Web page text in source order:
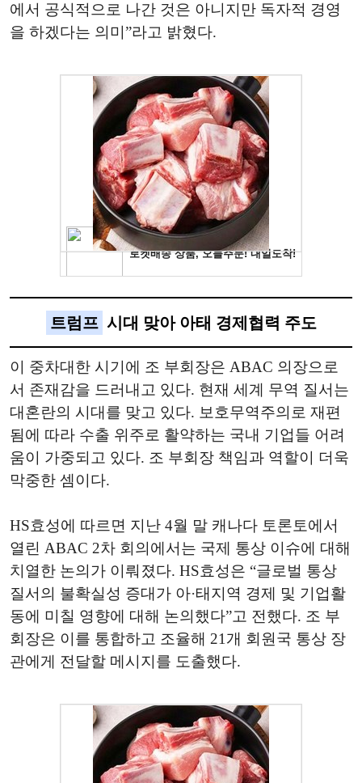
에서 공식적으로 나간 것은 아니지만 독자적 경영
을 하겠다는 의미”라고 밝혔다.
트럼프 시대 맞아 아태 경제협력 주도
이 중차대한 시기에 조 부회장은 ABAC 의장으로
서 존재감을 드러내고 있다. 현재 세계 무역 질서는
대혼란의 시대를 맞고 있다. 보호무역주의로 재편
됨에 따라 수출 위주로 활약하는 국내 기업들 어려
움이 가중되고 있다. 조 부회장 책임과 역할이 더욱
막중한 셈이다.
HS효성에 따르면 지난 4월 말 캐나다 토론토에서
열린 ABAC 2차 회의에서는 국제 통상 이슈에 대해
치열한 논의가 이뤄졌다. HS효성은 “글로벌 통상
질서의 불확실성 증대가 아·태지역 경제 및 기업활
동에 미칠 영향에 대해 논의했다”고 전했다. 조 부
회장은 이를 통합하고 조율해 21개 회원국 통상 장
관에게 전달할 메시지를 도출했다.